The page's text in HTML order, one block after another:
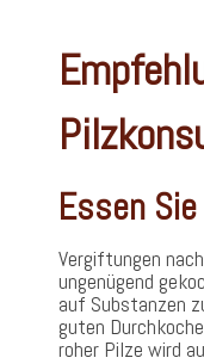
Essen
Vergiftungen
ungenügend
auf Substanzen
guten
roher Pilze wird